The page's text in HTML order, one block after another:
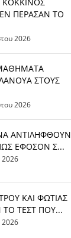
ΠΕΡΑΣΑΝ ΤΟ
2026
ΣΤΟΥΣ
2026
ΑΝΤΙΛΗΦΘΟΥΝ
ΕΦΟΣΟΝ Σ...
2026
ΚΑΙ ΦΩΤΙΑΣ
ΤΟ ΤΕΣΤ ΠΟΥ...
2026